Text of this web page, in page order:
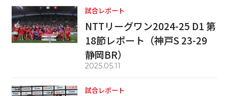
試合レポート
NTTリーグワン2024-25 D1 第
18節レポート（神戸S 23-29
静岡BR）
2025.05.11
試合レポート